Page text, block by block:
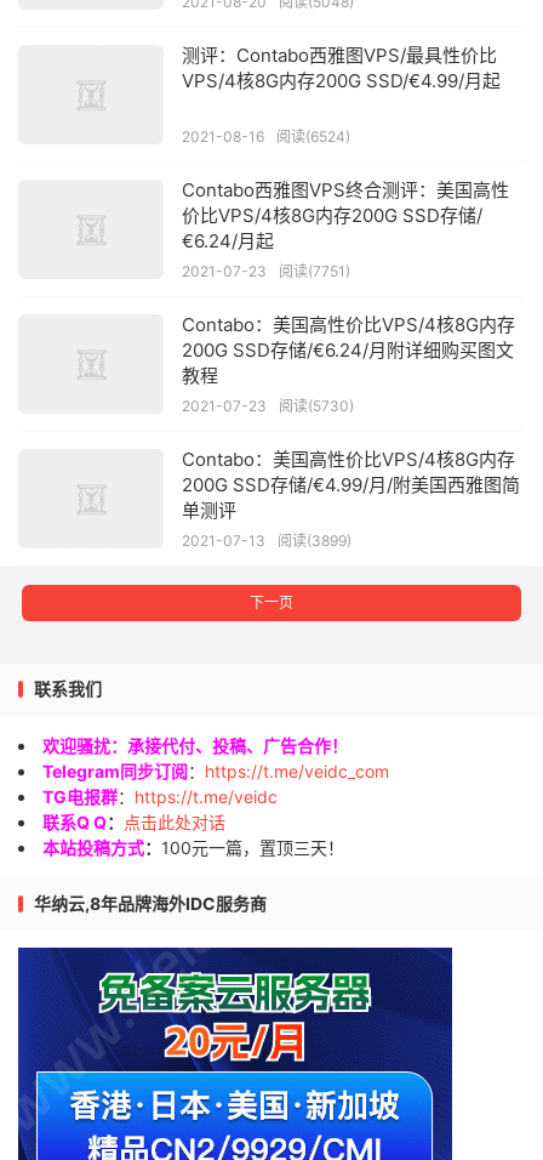
测评：Contabo西雅图VPS/最具性价比
VPS/4核8G内存200G SSD/€4.99/月起
2021-08-16 阅读(6524)
Contabo西雅图VPS终合测评：美国高性
价比VPS/4核8G内存200G SSD存储/
€6.24/月起
2021-07-23 阅读(7751)
Contabo：美国高性价比VPS/4核8G内存
200G SSD存储/€6.24/月附详细购买图文
教程
2021-07-23 阅读(5730)
Contabo：美国高性价比VPS/4核8G内存
200G SSD存储/€4.99/月/附美国西雅图简
单测评
2021-07-13 阅读(3899)
下一页
联系我们
欢迎骚扰：承接代付、投稿、广告合作！
Telegram同步订阅： https://t.me/veidc_com
TG电报群： https://t.me/veidc
联系Q Q：
点击此处对话
本站投稿方式： 100元一篇，置顶三天！
华纳云,8年品牌海外IDC服务商